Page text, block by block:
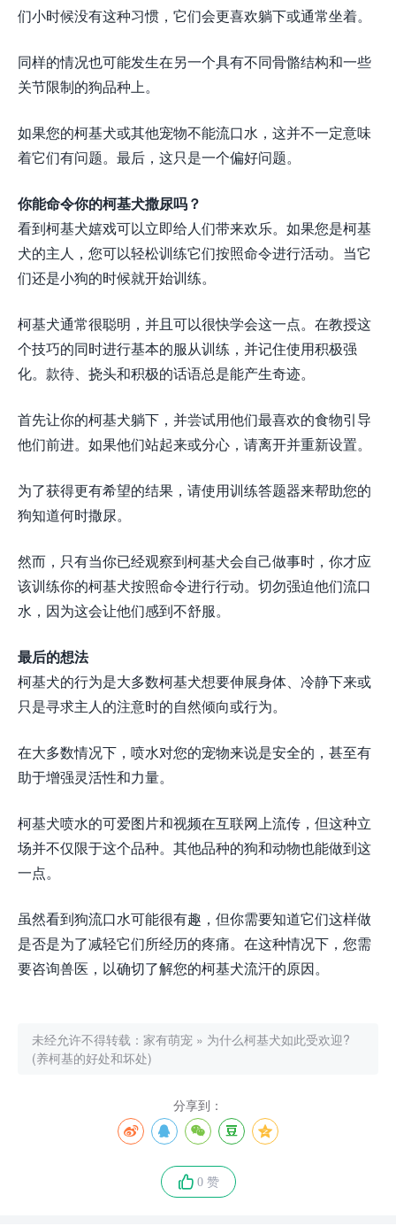
们小时候没有这种习惯，它们会更喜欢躺下或通常坐着。
同样的情况也可能发生在另一个具有不同骨骼结构和一些
关节限制的狗品种上。
如果您的柯基犬或其他宠物不能流口水，这并不一定意味
着它们有问题。最后，这只是一个偏好问题。
你能命令你的柯基犬撒尿吗？
看到柯基犬嬉戏可以立即给人们带来欢乐。如果您是柯基
犬的主人，您可以轻松训练它们按照命令进行活动。当它
们还是小狗的时候就开始训练。
柯基犬通常很聪明，并且可以很快学会这一点。在教授这
个技巧的同时进行基本的服从训练，并记住使用积极强
化。款待、挠头和积极的话语总是能产生奇迹。
首先让你的柯基犬躺下，并尝试用他们最喜欢的食物引导
他们前进。如果他们站起来或分心，请离开并重新设置。
为了获得更有希望的结果，请使用训练答题器来帮助您的
狗知道何时撒尿。
然而，只有当你已经观察到柯基犬会自己做事时，你才应
该训练你的柯基犬按照命令进行行动。切勿强迫他们流口
水，因为这会让他们感到不舒服。
最后的想法
柯基犬的行为是大多数柯基犬想要伸展身体、冷静下来或
只是寻求主人的注意时的自然倾向或行为。
在大多数情况下，喷水对您的宠物来说是安全的，甚至有
助于增强灵活性和力量。
柯基犬喷水的可爱图片和视频在互联网上流传，但这种立
场并不仅限于这个品种。其他品种的狗和动物也能做到这
一点。
虽然看到狗流口水可能很有趣，但你需要知道它们这样做
是否是为了减轻它们所经历的疼痛。在这种情况下，您需
要咨询兽医，以确切了解您的柯基犬流汗的原因。
未经允许不得转载： 家有萌宠 » 为什么柯基犬如此受欢迎?
(养柯基的好处和坏处)
分享到：
0 赞